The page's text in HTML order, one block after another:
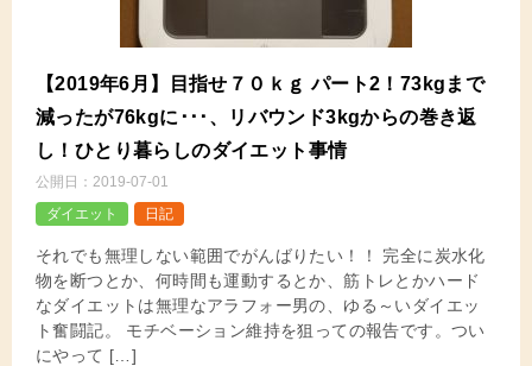
【2019年6月】目指せ７０ｋｇ パート2！73kgまで
減ったが76kgに･･･、リバウンド3kgからの巻き返
し！ひとり暮らしのダイエット事情
公開日： 2019-07-01
ダイエット
日記
それでも無理しない範囲でがんばりたい！！ 完全に炭水化
物を断つとか、何時間も運動するとか、筋トレとかハード
なダイエットは無理なアラフォー男の、ゆる～いダイエッ
ト奮闘記。 モチベーション維持を狙っての報告です。つい
にやって […]